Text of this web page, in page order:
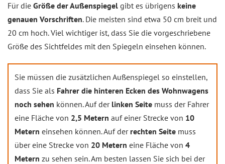
Für die Größe der Außenspiegel gibt es übrigens keine
genauen Vorschriften. Die meisten sind etwa 50 cm breit und
20 cm hoch. Viel wichtiger ist, dass Sie die vorgeschriebene
Größe des Sichtfeldes mit den Spiegeln einsehen können.
Sie müssen die zusätzlichen Außenspiegel so einstellen,
dass Sie als Fahrer die hinteren Ecken des Wohnwagens
noch sehen können. Auf der linken Seite muss der Fahrer
eine Fläche von 2,5 Metern auf einer Strecke von 10
Metern einsehen können. Auf der rechten Seite muss
über eine Strecke von 20 Metern eine Fläche von 4
Metern zu sehen sein. Am besten lassen Sie sich bei der